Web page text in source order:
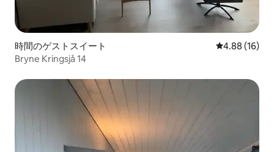
時間のゲストスイート レビュー16
4.88 (16)
Bryne Kringsjå 14